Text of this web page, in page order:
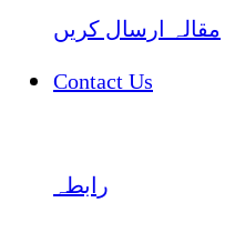
مقالہ ارسال کریں
Contact Us
رابطہ